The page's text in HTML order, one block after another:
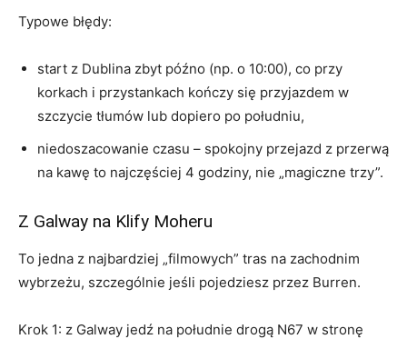
Typowe błędy:
start z Dublina zbyt późno (np. o 10:00), co przy
korkach i przystankach kończy się przyjazdem w
szczycie tłumów lub dopiero po południu,
niedoszacowanie czasu – spokojny przejazd z przerwą
na kawę to najczęściej 4 godziny, nie „magiczne trzy”.
Z Galway na Klify Moheru
To jedna z najbardziej „filmowych” tras na zachodnim
wybrzeżu, szczególnie jeśli pojedziesz przez Burren.
Krok 1: z Galway jedź na południe drogą N67 w stronę